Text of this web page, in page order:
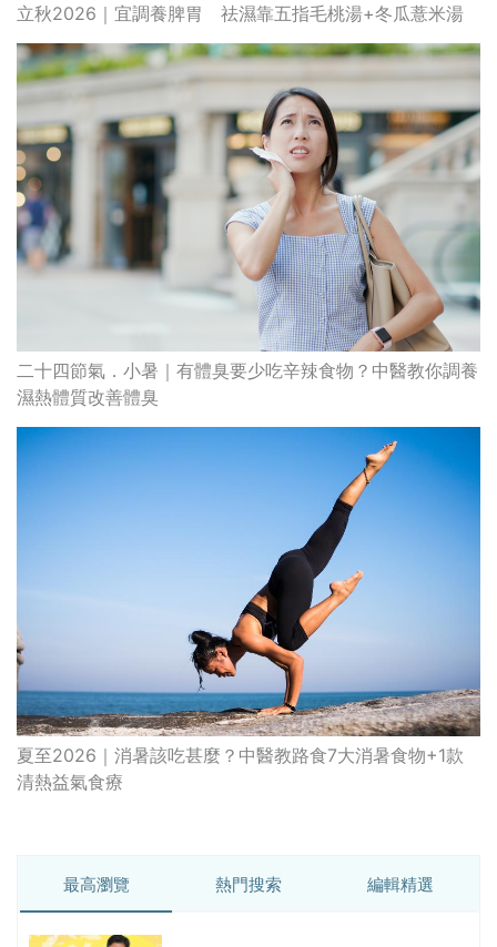
立秋2026｜宜調養脾胃 祛濕靠五指毛桃湯+冬瓜薏米湯
二十四節氣．小暑｜有體臭要少吃辛辣食物？中醫教你調養
濕熱體質改善體臭
夏至2026｜消暑該吃甚麼？中醫教路食7大消暑食物+1款
清熱益氣食療
最高瀏覽 熱門搜索 編輯精選